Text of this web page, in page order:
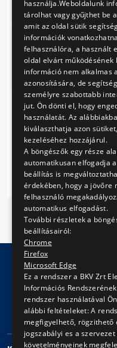
körű üzemeltetése
"Pest-Buda" hajó
korszerűsítésének
tervezése
Előző 1
7 8 9
©
Impresszum Jogi
Adatvédelmi politika és
használja.Weboldalunk
tárolhat vagy gyűjthet be
amit az oldal sütik
információk
felhasználóra, a használt
oldal elvárt működésének
információ nem alkalmas
azonosítására, de
személyre szabottabb
jut. Ön dönti el, hogy
használatát. Az
kiválaszthatja azon
kezeléséhez hozzájárul.
A böngészők egy része
automatikusan elfogadja
beállítás is
érdekében, hogy a jövőre
felhasználó
automatikus elfogadást.
További részletek a
beállításairól:
Chrome
Firefox
Microsoft Edge
Ez a rendszer a BKV Zrt
Információs
rendszer használatával
alábbi feltételeket: A
megfigyelhető, rögzithető
jogszabályi es a
követelményeinek